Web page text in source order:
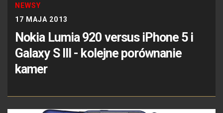
NEWSY
17 MAJA 2013
Nokia Lumia 920 versus iPhone 5 i
Galaxy S III - kolejne porównanie
kamer